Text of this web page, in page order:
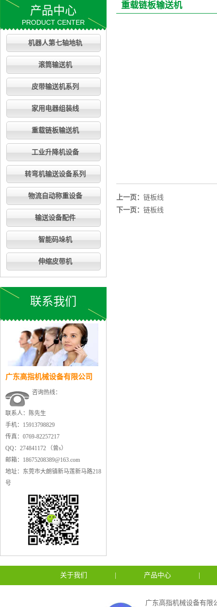
产品中心
PRODUCT CENTER
机器人第七轴地轨
滚筒输送机
皮带输送机系列
家用电器组装线
重载链板输送机
工业升降机设备
转弯机输送设备系列
物流自动称重设备
输送设备配件
智能码垛机
伸缩皮带机
联系我们
广东高指机械设备有限公司
咨询热线：
联系人：陈先生
手机：15913798829
传真：0769-82257217
QQ：274841172 （曾s）
邮箱：18675208389@163.com
地址：东莞市大朗镇新马莲新马路218
号
重载链板输送机
上一页： 链板线
下一页： 链板线
关于我们 产品中心
广东高指机械设备有限